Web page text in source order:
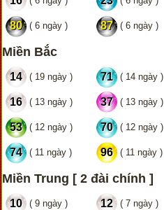
80 ( 6 ngày ) 87 ( 6 ngày )
Miền Bắc
14 ( 19 ngày ) 71 ( 14 ngày )
16 ( 13 ngày ) 37 ( 13 ngày )
53 ( 12 ngày ) 70 ( 12 ngày )
74 ( 11 ngày ) 96 ( 11 ngày )
Miền Trung [ 2 đài chính ]
10 ( 9 ngày ) 12 ( 7 ngày )